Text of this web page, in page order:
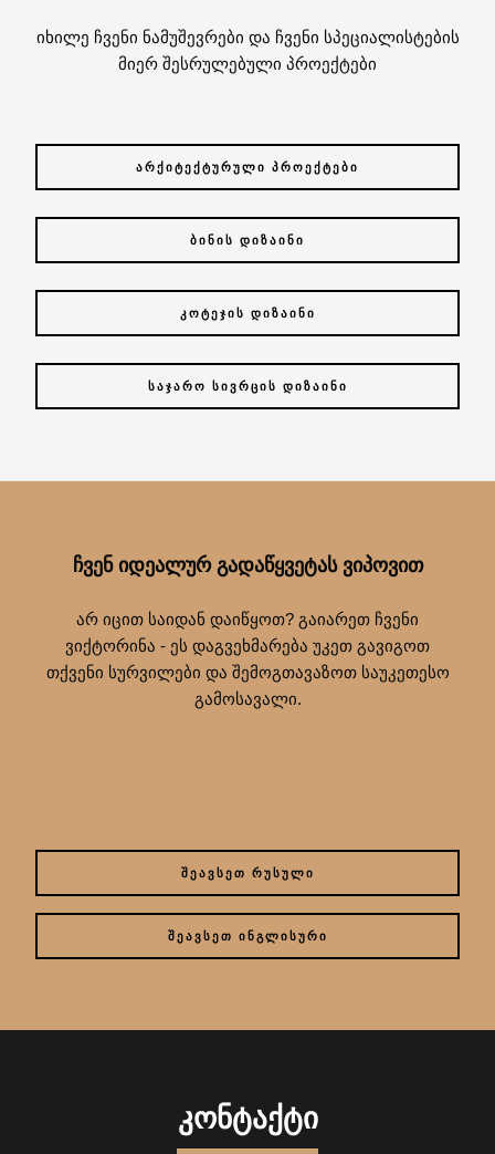
იხილე ჩვენი ნამუშევრები და ჩვენი სპეციალისტების
მიერ შესრულებული პროექტები
ᲐᲠᲥᲘᲢᲔᲥᲢᲣᲠᲣᲚᲘ ᲞᲠᲝᲔᲥᲢᲔᲑᲘ
ᲑᲘᲜᲘᲡ ᲓᲘᲖᲐᲘᲜᲘ
ᲙᲝᲢᲔᲯᲘᲡ ᲓᲘᲖᲐᲘᲜᲘ
ᲡᲐᲯᲐᲠᲝ ᲡᲘᲕᲠᲪᲘᲡ ᲓᲘᲖᲐᲘᲜᲘ
ᲩᲕᲔᲜ ᲘᲓᲔᲐᲚᲣᲠ ᲒᲐᲓᲐᲬᲧᲕᲔᲢᲐᲡ ᲕᲘᲞᲝᲕᲘᲗ
არ იცით საიდან დაიწყოთ? გაიარეთ ჩვენი
ვიქტორინა - ეს დაგვეხმარება უკეთ გავიგოთ
თქვენი სურვილები და შემოგთავაზოთ საუკეთესო
გამოსავალი.
ᲨᲔᲐᲕᲡᲔᲗ ᲠᲣᲡᲣᲚᲘ
ᲨᲔᲐᲕᲡᲔᲗ ᲘᲜᲒᲚᲘᲡᲣᲠᲘ
ᲙᲝᲜᲢᲐᲥᲢᲘ